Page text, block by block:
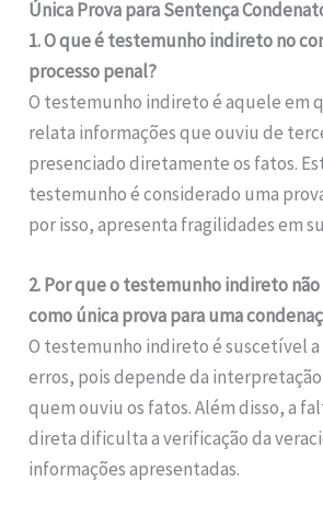
Única Prova para Sentença
1. O que é testemunho indireto no
processo penal?
O testemunho indireto é aquele em
relata informações que ouviu de
presenciado diretamente os fatos.
testemunho é considerado uma
por isso, apresenta fragilidades em
2. Por que o testemunho indireto
como única prova para uma
O testemunho indireto é suscetível
erros, pois depende da
quem ouviu os fatos. Além disso, a
direta dificulta a verificação da
informações apresentadas.